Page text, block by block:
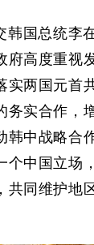
韩国总统李
府高度重视
实两国元首
务实合作，
韩中战略合
个中国立场
共同维护地